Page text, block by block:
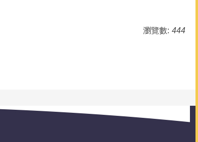
瀏覽數: 444